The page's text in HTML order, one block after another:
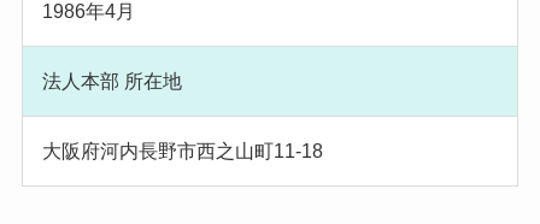
1986年4月
法人本部 所在地
大阪府河内長野市西之山町11-18